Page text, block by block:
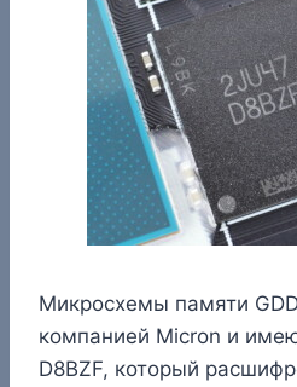
Микросхемы памяти
компанией Micron и
D8BZF, который